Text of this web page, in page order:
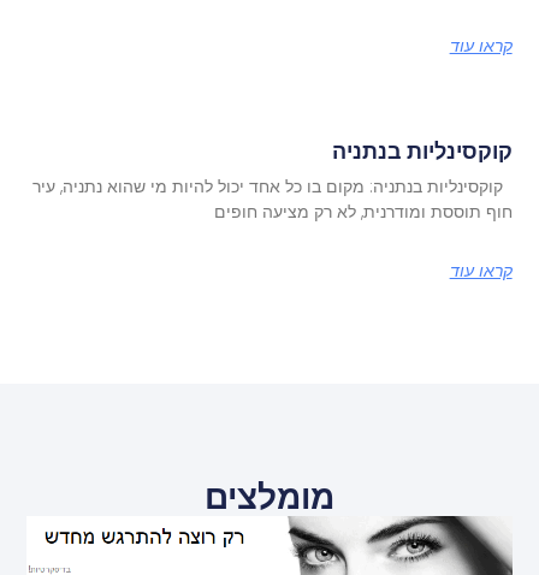
קראו עוד
קוקסינליות בנתניה
קוקסינליות בנתניה: מקום בו כל אחד יכול להיות מי שהוא נתניה, עיר
חוף תוססת ומודרנית, לא רק מציעה חופים
קראו עוד
מומלצים